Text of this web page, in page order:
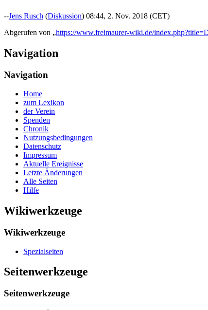
--Jens Rusch (Diskussion) 08:44, 2. Nov. 2018 (CET)
Abgerufen von „https://www.freimaurer-wiki.de/
Navigation
Navigation
Home
zum Lexikon
der Verein
Spenden
Chronik
Nutzungsbedingungen
Datenschutz
Impressum
Aktuelle Ereignisse
Letzte Änderungen
Alle Seiten
Hilfe
Wikiwerkzeuge
Wikiwerkzeuge
Spezialseiten
Seitenwerkzeuge
Seitenwerkzeuge